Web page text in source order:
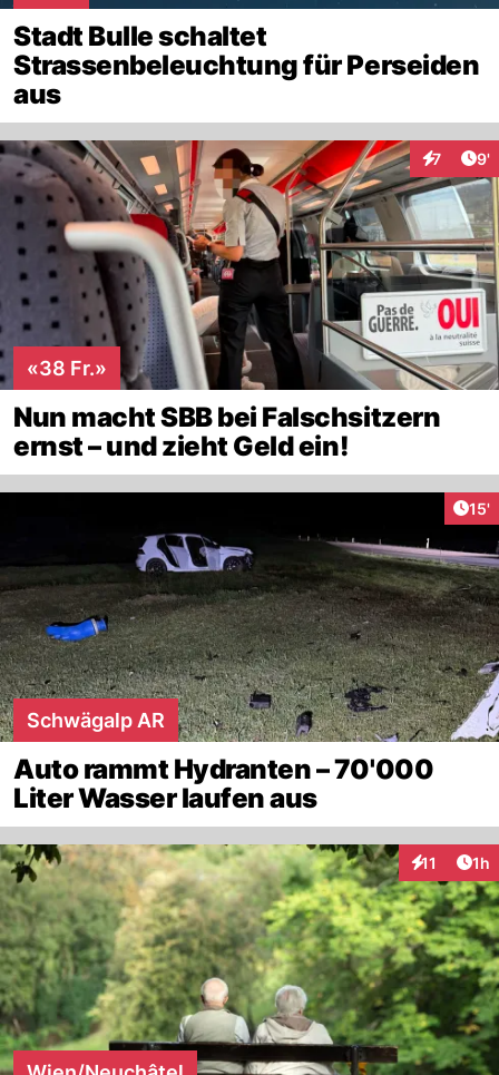
Stadt Bulle schaltet
Strassenbeleuchtung für Perseiden
aus
7 9'
«38 Fr.»
Nun macht SBB bei Falschsitzern
ernst – und zieht Geld ein!
15'
Schwägalp AR
Auto rammt Hydranten – 70'000
Liter Wasser laufen aus
11 1h